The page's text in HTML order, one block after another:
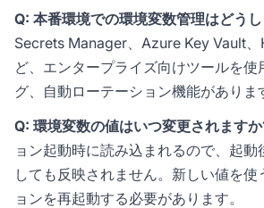
Q: 本番環境での環境変数管理はどう
Secrets Manager、Azure Key Vault
ど、エンタープライズ向けツールを使
グ、自動ローテーション機能がありま
Q: 環境変数の値はいつ変更されます
ョン起動時に読み込まれるので、起
しても反映されません。新しい値を使
ョンを再起動する必要があります。